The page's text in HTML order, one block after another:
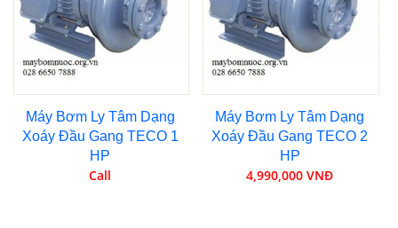
Máy Bơm Ly Tâm Dạng
Xoáy Đầu Gang TECO 1
HP
Call
Máy Bơm Ly Tâm Dạng
Xoáy Đầu Gang TECO 2
HP
4,990,000 VNĐ